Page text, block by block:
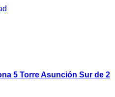
5 Torre Asunción Sur de 2